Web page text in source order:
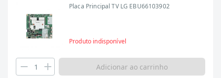
Placa Principal TV LG EBU66103902
Produto indisponível
Adicionar ao carrinho